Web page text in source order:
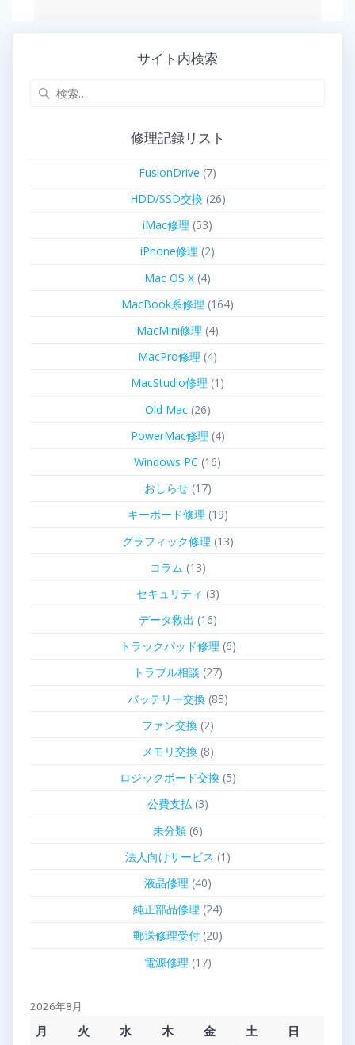
サイト内検索
修理記録リスト
FusionDrive (7)
HDD/SSD交換(26)
iMac修理 (53)
iPhone修理 (2)
Mac OS X (4)
MacBook系修理 (164)
MacMini修理 (4)
MacPro修理 (4)
MacStudio修理 (1)
Old Mac(26)
PowerMac修理 (4)
Windows PC (16)
おしらせ(17)
キーボード修理 (19)
グラフィック修理 (13)
コラム (13)
セキュリティ (3)
データ救出 (16)
トラックパッド修理 (6)
トラブル相談 (27)
バッテリー交換(85)
ファン交換(2)
メモリ交換(8)
ロジックボード交換(5)
公費支払(3)
未分類(6)
法人向けサービス (1)
液晶修理 (40)
純正部品修理 (24)
郵送修理受付(20)
電源修理 (17)
2026年8月
月 火 水 木 金 土
日